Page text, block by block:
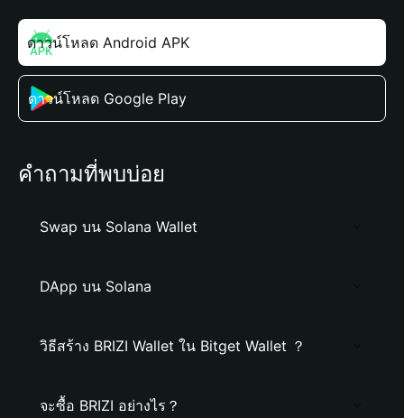
ดาวน์โหลด Android APK
ดาวน์โหลด Google Play
คำถามที่พบบ่อย
Swap บน Solana Wallet
DApp บน Solana
วิธีสร้าง BRIZI Wallet ใน Bitget Wallet ？
จะซื้อ BRIZI อย่างไร？